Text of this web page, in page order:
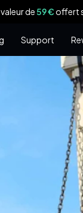
de59 €offert
Support